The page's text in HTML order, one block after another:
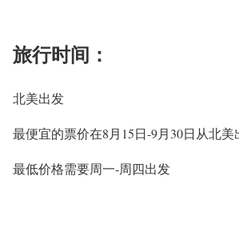
旅行时间：
北美出发
最便宜的票价在8月15日-9月30日从北美
最低价格需要周一-周四出发